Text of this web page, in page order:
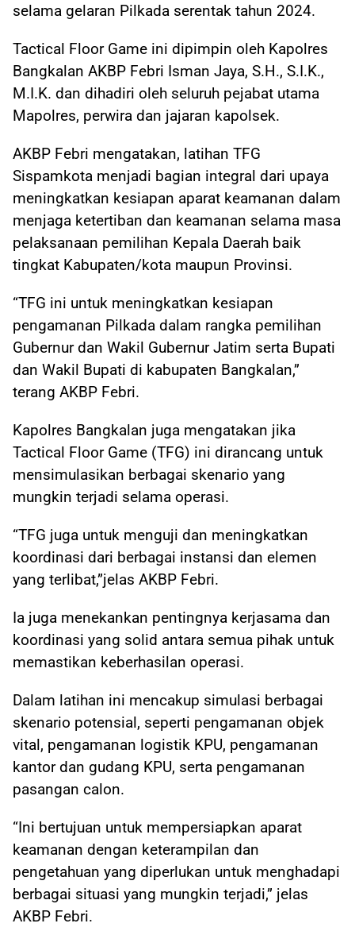
selama gelaran Pilkada serentak tahun 2024.
Tactical Floor Game ini dipimpin oleh Kapolres
Bangkalan AKBP Febri Isman Jaya, S.H., S.I.K.,
M.I.K. dan dihadiri oleh seluruh pejabat utama
Mapolres, perwira dan jajaran kapolsek.
AKBP Febri mengatakan, latihan TFG
Sispamkota menjadi bagian integral dari upaya
meningkatkan kesiapan aparat keamanan dalam
menjaga ketertiban dan keamanan selama masa
pelaksanaan pemilihan Kepala Daerah baik
tingkat Kabupaten/kota maupun Provinsi.
“TFG ini untuk meningkatkan kesiapan
pengamanan Pilkada dalam rangka pemilihan
Gubernur dan Wakil Gubernur Jatim serta Bupati
dan Wakil Bupati di kabupaten Bangkalan,”
terang AKBP Febri.
Kapolres Bangkalan juga mengatakan jika
Tactical Floor Game (TFG) ini dirancang untuk
mensimulasikan berbagai skenario yang
mungkin terjadi selama operasi.
“TFG juga untuk menguji dan meningkatkan
koordinasi dari berbagai instansi dan elemen
yang terlibat,”jelas AKBP Febri.
Ia juga menekankan pentingnya kerjasama dan
koordinasi yang solid antara semua pihak untuk
memastikan keberhasilan operasi.
Dalam latihan ini mencakup simulasi berbagai
skenario potensial, seperti pengamanan objek
vital, pengamanan logistik KPU, pengamanan
kantor dan gudang KPU, serta pengamanan
pasangan calon.
“Ini bertujuan untuk mempersiapkan aparat
keamanan dengan keterampilan dan
pengetahuan yang diperlukan untuk menghadapi
berbagai situasi yang mungkin terjadi,” jelas
AKBP Febri.